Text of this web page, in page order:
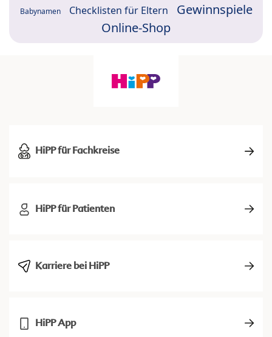
Babynamen Checklisten für Eltern
Gewinnspiele
Online-Shop
HiPP für Fachkreise
HiPP für Patienten
Karriere bei HiPP
HiPP App